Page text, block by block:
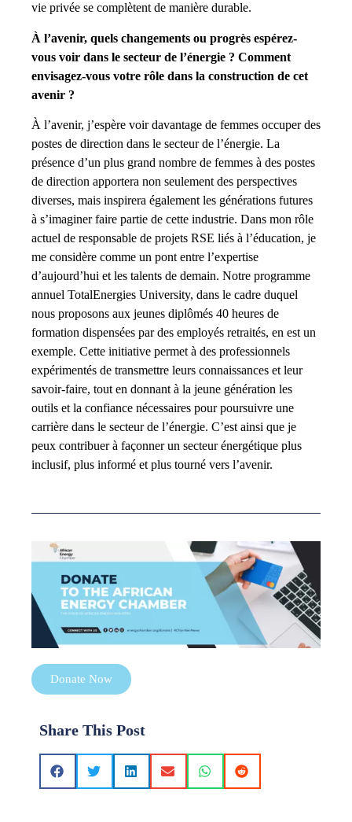
vie privée se complètent de manière durable.
À l’avenir, quels changements ou progrès espérez-
vous voir dans le secteur de l’énergie ? Comment
envisagez-vous votre rôle dans la construction de cet
avenir ?
À l’avenir, j’espère voir davantage de femmes occuper des
postes de direction dans le secteur de l’énergie. La
présence d’un plus grand nombre de femmes à des postes
de direction apportera non seulement des perspectives
diverses, mais inspirera également les générations futures
à s’imaginer faire partie de cette industrie. Dans mon rôle
actuel de responsable de projets RSE liés à l’éducation, je
me considère comme un pont entre l’expertise
d’aujourd’hui et les talents de demain. Notre programme
annuel TotalEnergies University, dans le cadre duquel
nous proposons aux jeunes diplômés 40 heures de
formation dispensées par des employés retraités, en est un
exemple. Cette initiative permet à des professionnels
expérimentés de transmettre leurs connaissances et leur
savoir-faire, tout en donnant à la jeune génération les
outils et la confiance nécessaires pour poursuivre une
carrière dans le secteur de l’énergie. C’est ainsi que je
peux contribuer à façonner un secteur énergétique plus
inclusif, plus informé et plus tourné vers l’avenir.
Donate Now
Share This Post